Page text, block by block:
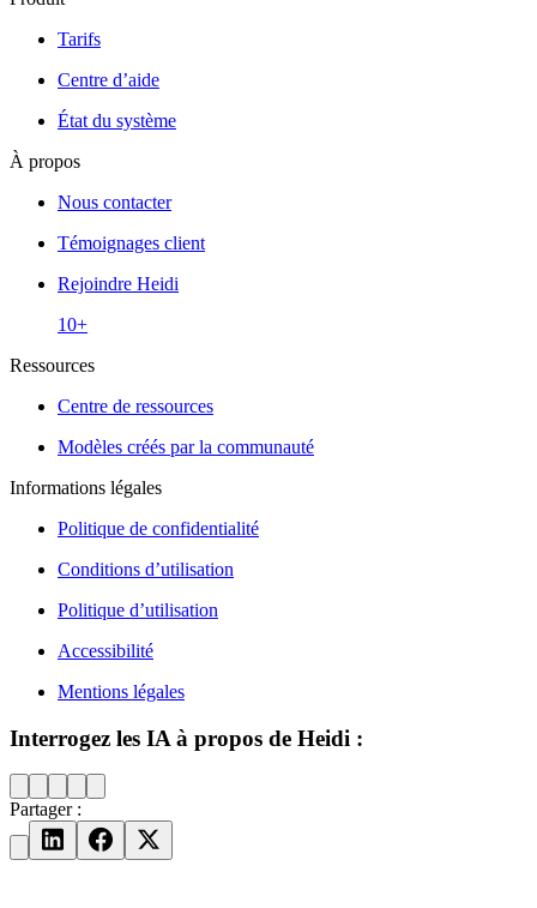
Tarifs
Centre d’aide
État du système
À propos
Nous contacter
Témoignages client
Rejoindre Heidi
10+
Ressources
Centre de ressources
Modèles créés par la communauté
Informations légales
Politique de confidentialité
Conditions d’utilisation
Politique d’utilisation
Accessibilité
Mentions légales
Interrogez les IA à propos de Heidi :
Partager :